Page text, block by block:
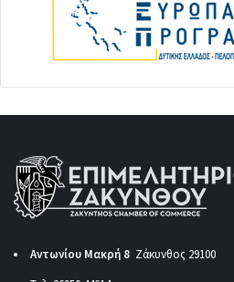
Αντωνίου Μακρή 8 Ζάκυνθος 29100